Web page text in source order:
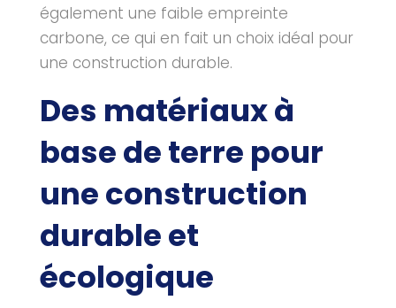
également une faible empreinte
carbone, ce qui en fait un choix idéal pour
une construction durable.
Des matériaux à
base de terre pour
une construction
durable et
écologique